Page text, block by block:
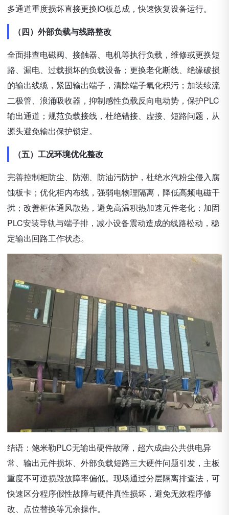
多通道重度损坏直接更换IO板总成，快速恢复设备运行。
（四）外部负载与线路整改
全面排查电磁阀、接触器、电机等执行负载，维修或更换短
路、漏电、过载损坏的负载设备；更换老化断线、绝缘破损
的输出线缆，紧固输出端子，清除端子氧化积污；加装续流
二极管、浪涌吸收器，抑制感性负载反向电动势，保护PLC
输出通道；规范负载接线，杜绝错接、虚接、短路问题，从
源头避免输出保护锁定。
（五）工况环境优化整改
完善控制柜防尘、防潮、防油污防护，杜绝水汽粉尘侵入腐
蚀板卡；优化柜内布线，强弱电物理隔离，降低高频电磁干
扰；改善柜体通风散热，避免高温积热加速元件老化；加固
PLC安装导轨与端子排，减小设备震动造成的线路松动，稳
定输出回路工作状态。
结语：鲍米勒PLC无输出硬件故障，超六成由公共供电异
常、输出元件损坏、外部负载短路三大硬件问题引发，主板
重度不可逆损毁故障率偏低。现场通过分层隔离排查法，可
快速区分程序假性故障与硬件真性损坏，避免无效程序修
改、点位替换等冗余操作。